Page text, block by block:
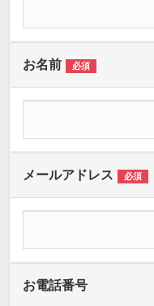
お名前 必須
メールアドレス 必須
お電話番号